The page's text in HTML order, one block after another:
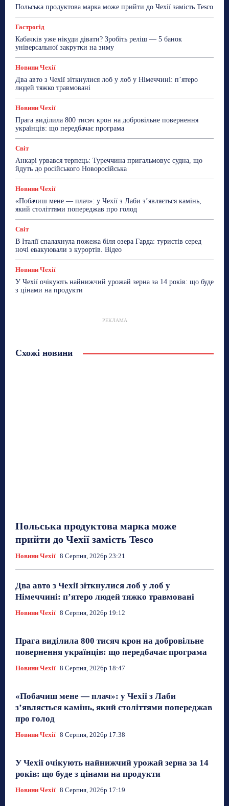
Сад та город Світ
Спорт
ТехноМанія
Топ-новини Фоторепортаж
Польська продуктова марка може прийти до Чехії замість Tesco
Гастрогід
Кабачків уже нікуди дівати? Зробіть реліш — 5 банок
універсальної закрутки на зиму
Новини Чехії
Два авто з Чехії зіткнулися лоб у лоб у Німеччині: п’ятеро
людей тяжко травмовані
Новини Чехії
Прага виділила 800 тисяч крон на добровільне повернення
українців: що передбачає програма
Світ
Анкарі урвався терпець: Туреччина пригальмовує судна, що
йдуть до російського Новоросійська
Новини Чехії
«Побачиш мене — плач»: у Чехії з Лаби з’являється камінь,
який століттями попереджав про голод
Світ
В Італії спалахнула пожежа біля озера Гарда: туристів серед
ночі евакуювали з курортів. Відео
Новини Чехії
У Чехії очікують найнижчий урожай зерна за 14 років: що буде
з цінами на продукти
РЕКЛАМА
Схожі новини
Польська продуктова марка може
прийти до Чехії замість Tesco
Новини Чехії 8 Серпня, 2026р 23:21
Два авто з Чехії зіткнулися лоб у лоб у
Німеччині: п’ятеро людей тяжко травмовані
Новини Чехії 8 Серпня, 2026р 19:12
Прага виділила 800 тисяч крон на добровільне
повернення українців: що передбачає програма
Новини Чехії 8 Серпня, 2026р 18:47
«Побачиш мене — плач»: у Чехії з Лаби
з’являється камінь, який століттями попереджав
про голод
Новини Чехії 8 Серпня, 2026р 17:38
У Чехії очікують найнижчий урожай зерна за 14
років: що буде з цінами на продукти
Новини Чехії 8 Серпня, 2026р 17:19